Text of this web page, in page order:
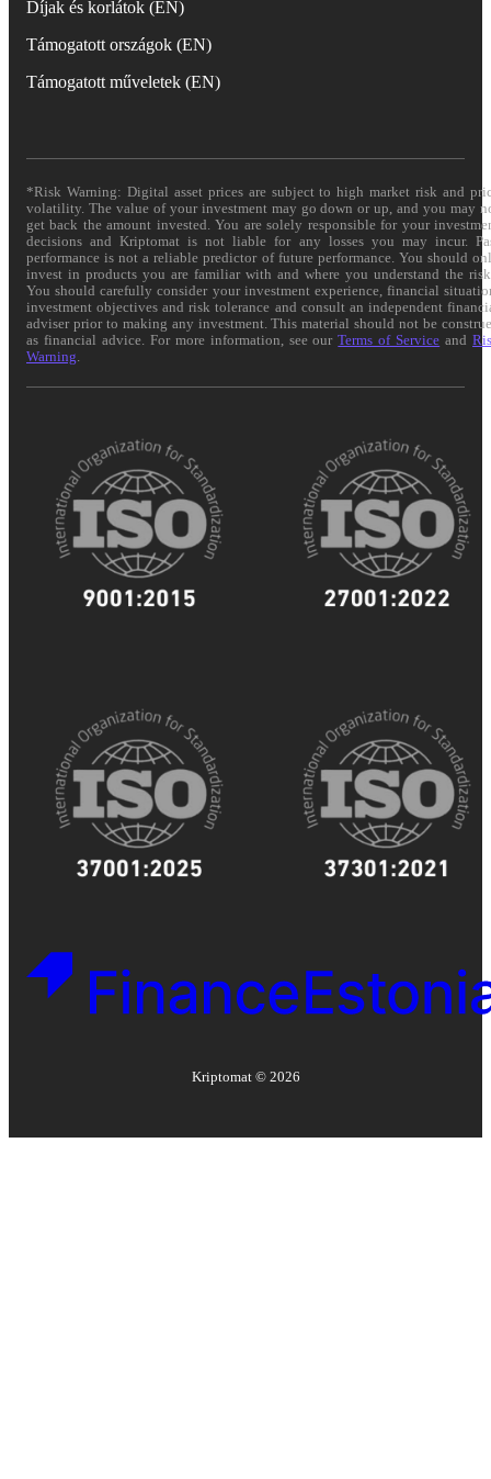
Díjak és korlátok (EN)
Támogatott országok (EN)
Támogatott műveletek (EN)
*Risk Warning: Digital asset prices are subject to high market risk and
volatility. The value of your investment may go down or up, and you may
get back the amount invested. You are solely responsible for your
decisions and Kriptomat is not liable for any losses you may incur.
performance is not a reliable predictor of future performance. You should
invest in products you are familiar with and where you understand the
You should carefully consider your investment experience, financial
investment objectives and risk tolerance and consult an independent
adviser prior to making any investment. This material should not be
as financial advice. For more information, see ourTerms of Service and
Warning
Kriptomat © 2026